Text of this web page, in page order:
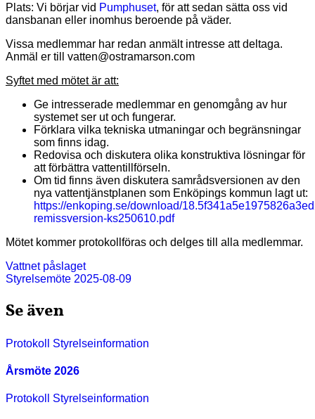
Plats: Vi börjar vid Pumphuset, för att sedan sätta oss vid
dansbanan eller inomhus beroende på väder.
Vissa medlemmar har redan anmält intresse att deltaga.
Anmäl er till vatten@ostramarson.com
Syftet med mötet är att:
Ge intresserade medlemmar en genomgång av hur
systemet ser ut och fungerar.
Förklara vilka tekniska utmaningar och begränsningar
som finns idag.
Redovisa och diskutera olika konstruktiva lösningar för
att förbättra vattentillförseln.
Om tid finns även diskutera samrådsversionen av den
nya vattentjänstplanen som Enköpings kommun lagt ut:
https://enkoping.se/download/
remissversion-ks250610.pdf
Mötet kommer protokollföras och delges till alla medlemmar.
Inläggsnavigering
Vattnet påslaget
Styrelsemöte 2025-08-09
Se även
Protokoll Styrelseinformation
Årsmöte 2026
Protokoll Styrelseinformation